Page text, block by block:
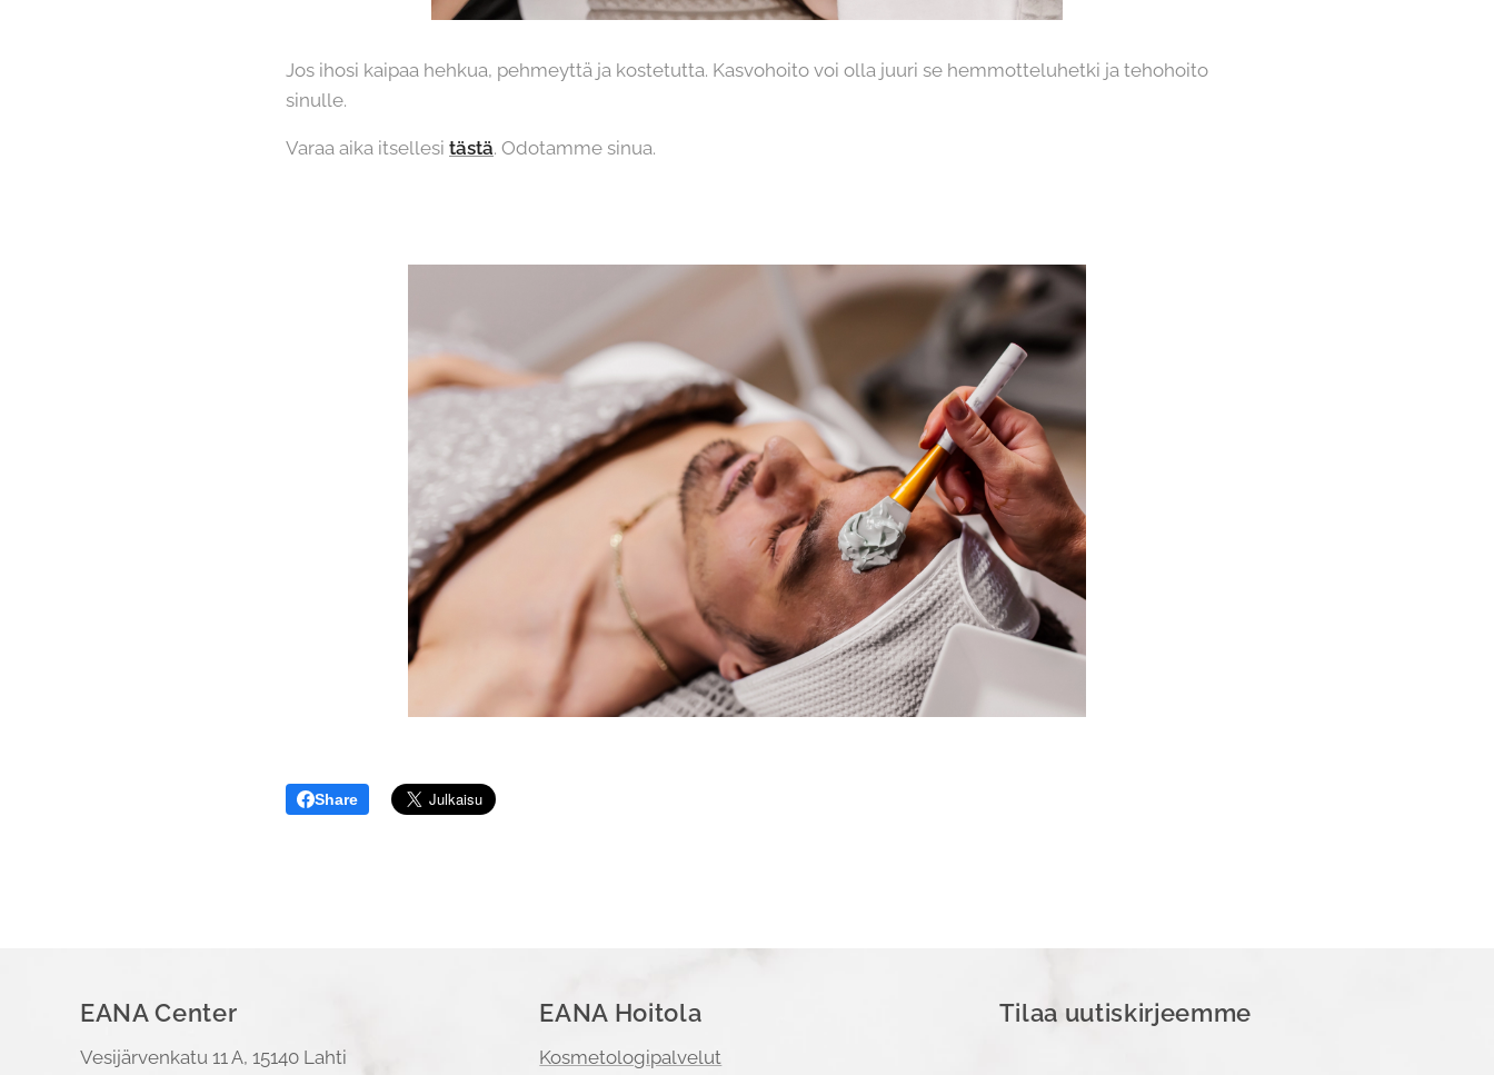
Jos ihosi kaipaa hehkua, pehmeyttä ja kostetutta. Kasvohoito voi olla juuri se hemmotteluhetki ja tehohoito
sinulle.
Varaa aika itsellesi tästä. Odotamme sinua.
Share
EANA Center
Vesijärvenkatu 11 A, 15140 Lahti
EANA Hoitola
Kosmetologipalvelut
Tilaa uutiskirjeemme